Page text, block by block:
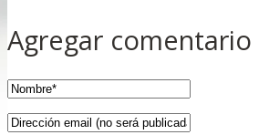
Agregar comentario